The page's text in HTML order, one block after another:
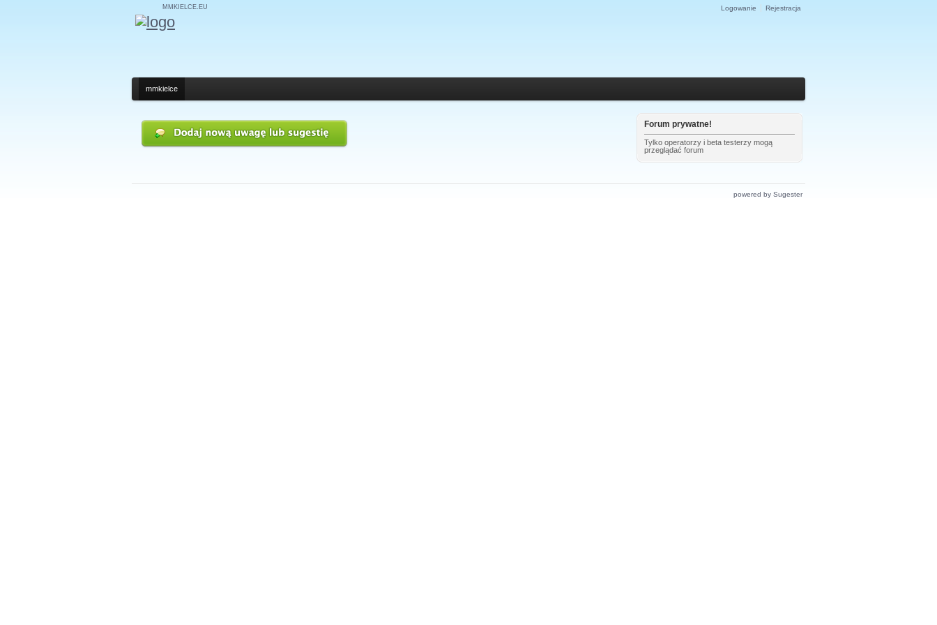
MMKIELCE.EU Logowanie Rejestracja
mmkielce
Forum prywatne!
Tylko operatorzy i beta testerzy mogą
przeglądać forum
powered by Sugester